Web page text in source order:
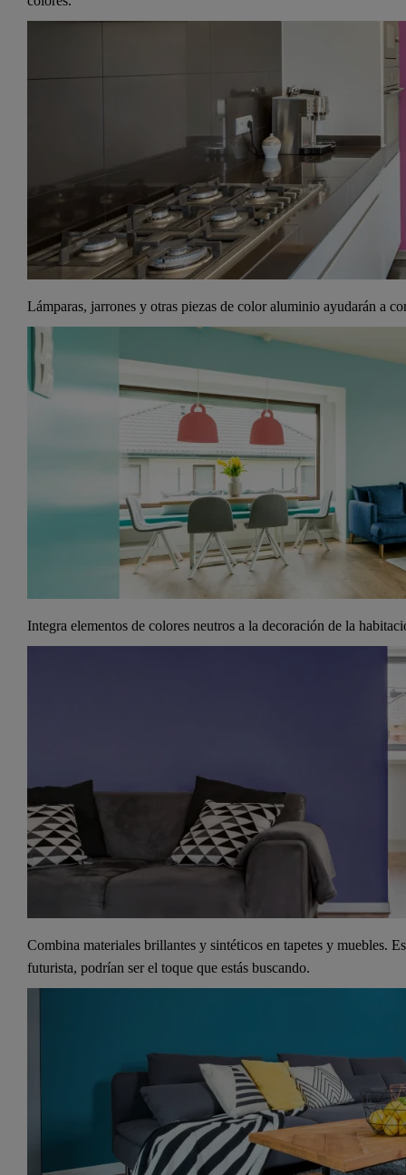
Lámparas, jarrones y otras piezas de color aluminio ayudarán a
Integra elementos de colores neutros a la decoración de la
Combina materiales brillantes y sintéticos en tapetes y muebles.
futurista, podrían ser el toque que estás buscando.